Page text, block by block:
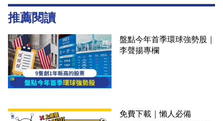
推薦閱讀
盤點今年首季環球強勢股｜
李聲揚專欄
免費下載｜懶人必備